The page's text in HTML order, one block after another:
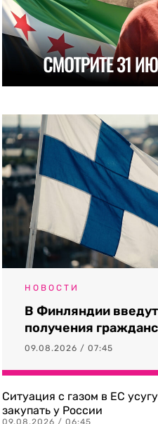
НОВОСТИ
В Финляндии
получения
09.08.2026 / 07:45
Ситуация с газом в ЕС
закупать у России
09.08.2026 / 06:45